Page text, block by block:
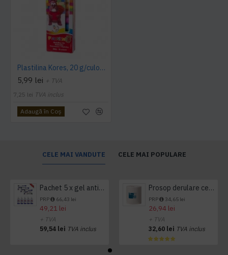
Plastilina Kores, 20 g/culoare, 10 culori/cutie
5,99 lei + TVA
7,25 lei TVA inclus
Adaugă în Coş
CELE MAI VANDUTE CELE MAI POPULARE
Pachet 5 x gel antibacterian 50ml si 3 x Servetele antibacteriene 48 buc Hygienium
PRP 66,43 lei
49,21 lei
+ TVA
59,54 lei TVA inclus
Prosop derulare centrala 1 pliu, 300 m Tork
PRP 34,65 lei
26,94 lei
+ TVA
32,60 lei TVA inclus